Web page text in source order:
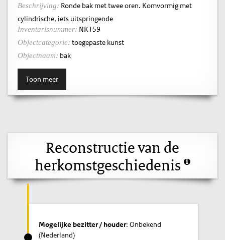
Beschrijving: Ronde bak met twee oren. Komvormig met
cylindrische, iets uitspringende
Inventarisnummer: NK159
Objectcategorie: toegepaste kunst
Objectnaam: bak
Toon meer
Reconstructie van de
herkomstgeschiedenis
Mogelijke bezitter / houder: Onbekend
(Nederland)